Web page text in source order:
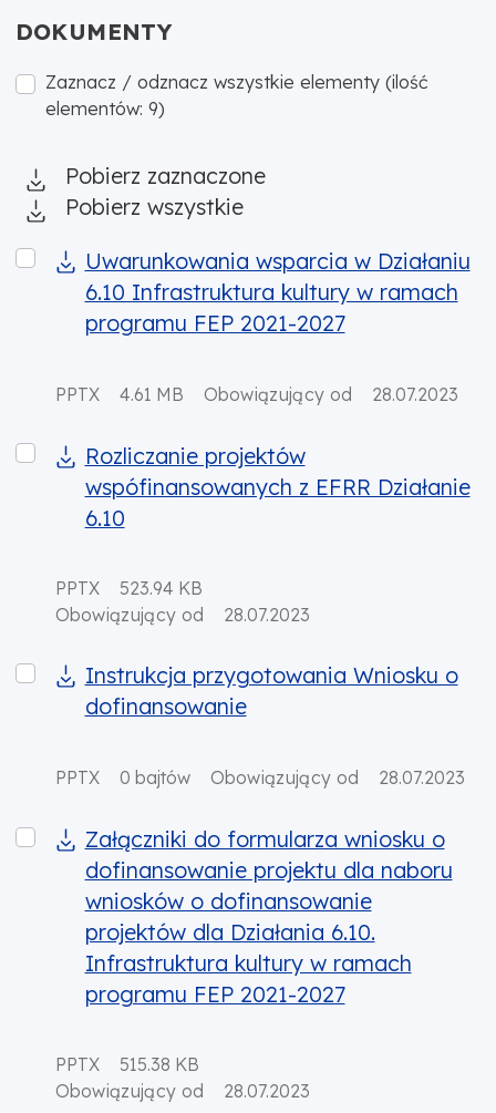
DOKUMENTY
Zaznacz / odznacz wszystkie elementy (ilość
elementów: 9)
Pobierz zaznaczone
Pobierz wszystkie
Uwarunkowania wsparcia w Działaniu 6.10
Uwarunkowania wsparcia w Działaniu
6.10 Infrastruktura kultury w ramach
programu FEP 2021-2027
PPTX 4.61 MB Obowiązujący od 28.07.2023
Rozliczanie projektów wspófinansowanych z EFRR
Rozliczanie projektów
wspófinansowanych z EFRR Działanie
6.10
PPTX
523.94 KB
Obowiązujący od
28.07.2023
Instrukcja przygotowania Wniosku o dofinansowanie
Instrukcja przygotowania Wniosku o
dofinansowanie
PPTX 0 bajtów Obowiązujący od 28.07.2023
Załączniki do formularza wniosku o
Załączniki do formularza wniosku o
dofinansowanie projektu dla naboru
wniosków o dofinansowanie
projektów dla Działania 6.10.
Infrastruktura kultury w ramach
programu FEP 2021-2027
PPTX
515.38 KB
Obowiązujący od
28.07.2023